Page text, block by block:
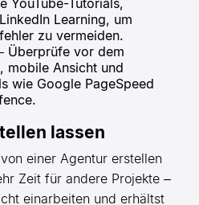
YouTube-Tutorials,
Learning, um
zu vermeiden.
Überprüfe vor dem
mobile Ansicht und
wie Google PageSpeed
lassen
einer Agentur erstellen
Zeit für andere Projekte –
einarbeiten und erhältst